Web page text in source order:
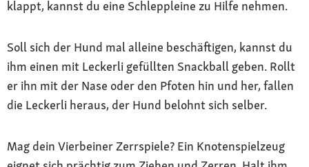
klappt, kannst du eine Schleppleine zu Hilfe nehmen.
Soll sich der Hund mal alleine beschäftigen, kannst du
ihm einen mit Leckerli gefüllten Snackball geben. Rollt
er ihn mit der Nase oder den Pfoten hin und her, fallen
die Leckerli heraus, der Hund belohnt sich selber.
Mag dein Vierbeiner Zerrspiele? Ein Knotenspielzeug